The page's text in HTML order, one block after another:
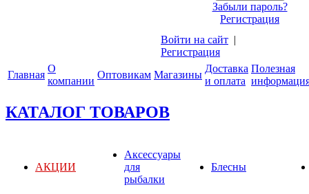
Забыли пароль?
Регистрация
Войти на сайт |
Регистрация
Главная
О
компании
Оптовикам Магазины
Доставка
и оплата
Полезная
КАТАЛОГ ТОВАРОВ
АКЦИИ
Аксессуары
для
рыбалки
Блесны